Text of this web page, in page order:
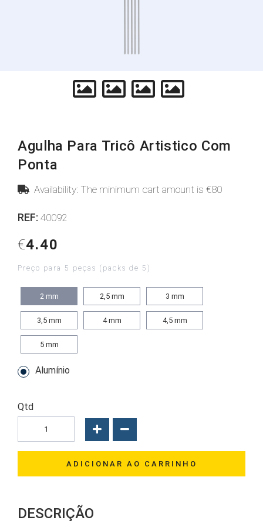
Agulha Para Tricô Artistico Com
Ponta
Availability: The minimum cart amount is €80
REF: 40092
€4.40
Preço para 5 peças (packs de 5)
2 mm 2,5 mm 3 mm
3,5 mm 4 mm 4,5 mm
5 mm
Alumínio
Qtd
ADICIONAR AO CARRINHO
DESCRIÇÃO